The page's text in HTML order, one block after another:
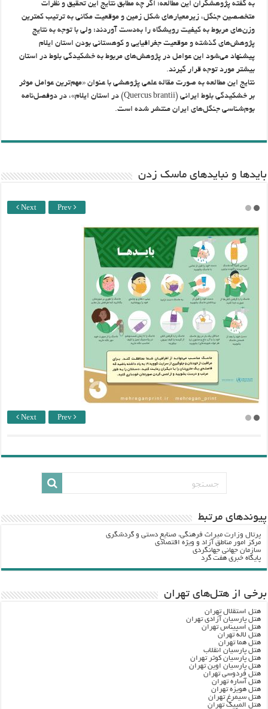
به گفته پژوهشگران این مطالعه؛ اگر چه مطابق نتایج این تحقیق و نظرات
متخصصین جنگل، زیرمعیارهای شکل زمین و موقعیت مکانی به ترتیب کمترین
وزن‌های مربوط به کیفیت رویشگاه را به‌دست آوردند؛ ولی با توجه به نتایج
پژوهش‌های گذشته و موقعیت جغرافیایی و کوهستانی بودن استان ایلام
پیشنهاد می‌شود این عوامل در پژوهش‌های مربوط به خشکیدگی بلوط در استان
بیشتر مورد توجه قرار گیرند.
نتایج این مطالعه به صورت مقاله علمی پژوهشی با عنوان «مهم‌ترین عوامل موثر
بر خشکیدگی بلوط ایرانی (Quercus brantii) در استان ایلام»، در دوفصل‌نامه
بوم‌شناسی جنگل‌های ایران منتشر شده است.
باید‌ها و نبایدهای ماسک زدن
Next Prev
Next Prev
پيوندهاي مرتبط
پرتال وزارت ميراث فرهنگي، صنایع دستی و گردشگري
مرکز امور مناطق آزاد و ویژه اقتصادی
سازمان جهانی جهانگردی
پایگاه خبری هفت گرد
برخی از هتل‌های تهران
هتل استقلال تهران
هتل پارسیان آزادی تهران
هتل اسپیناس تهران
هتل لاله تهران
هتل هما تهران
هتل پارسیان انقلاب
هتل پارسیان کوثر تهران
هتل پارسیان اوین تهران
هتل فردوسی تهران
هتل آساره تهران
هتل هویزه تهران
هتل سیمرغ تهران
هتل المپیک تهران